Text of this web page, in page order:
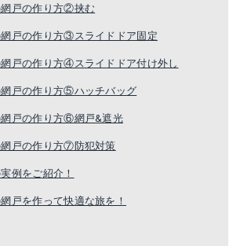
戸の作り方②挟む
戸の作り方③スライドドア固定
戸の作り方④スライドドア付け外し
戸の作り方⑤ハッチバッグ
戸の作り方⑥網戸&遮光
戸の作り方⑦防犯対策
例をご紹介！
戸を作って快適な旅を！